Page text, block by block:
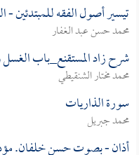
تيسير أصول الفقه للمبتدئين -
محمد حسن عبد الغفار
شرح زاد المستقنع_باب الغسل
محمد مختار الشنقيطي
سورة الذاريات
محمد جبريل
أذان - بصوت حسن خلفان.